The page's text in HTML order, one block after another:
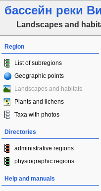
бассейн реки
Landscapes and
Region
List of subregions
Geographic points
Landscapes and habitats
Plants and lichens
Taxa with photos
Directories
administrative regions
physiographic regions
Help and manuals